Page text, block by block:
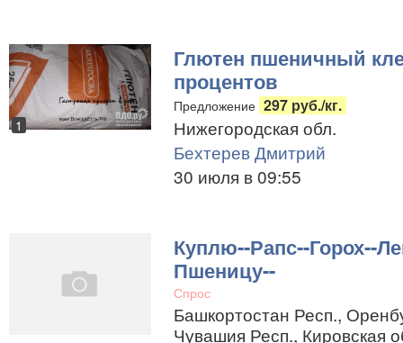
1
Глютен пшеничный
процентов
Предложение 297 руб./кг.
Нижегородская обл.
Бехтерев Дмитрий
30 июля в 09:55
Куплю--Рапс--Горох--
Пшеницу--
Спрос
Башкортостан Респ.,
Чувашия Респ., Кировская